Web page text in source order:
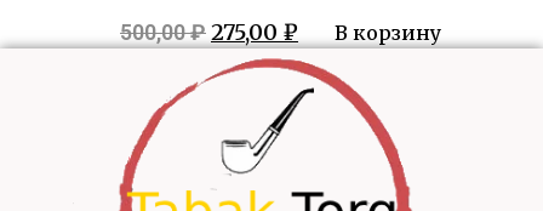
500,00₽Первоначальная
цена
составляла
500,00 ₽.
275,00 ₽ Текущая
цена:
275,00 ₽.
В корзину